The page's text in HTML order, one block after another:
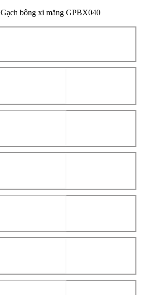
Gạch bông xi măng GPBX040